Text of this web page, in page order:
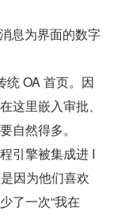
息为界面的数字
统 OA 首页。因
这里嵌入审批、
自然得多。
引擎被集成进 I
因为他们喜欢
了一次“我在